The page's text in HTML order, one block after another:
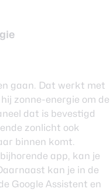
gaan. Dat werkt met
zonne-energie om de
dat is bevestigd
zonlicht ook
binnen komt.
app, kan je
kan je in de
Google Assistent en